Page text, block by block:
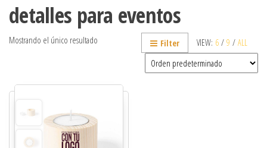
detalles para eventos
VIEW: 6 / 9 / ALL
Filter
Mostrando el único resultado